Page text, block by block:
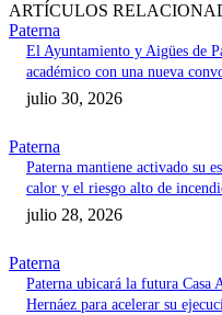
ARTÍCULOS
Paterna
El Ayuntamiento y Aigües de
académico con una nueva
julio 30, 2026
Paterna
Paterna mantiene activado su
calor y el riesgo alto de
julio 28, 2026
Paterna
Paterna ubicará la futura Casa
Hernáez para acelerar su